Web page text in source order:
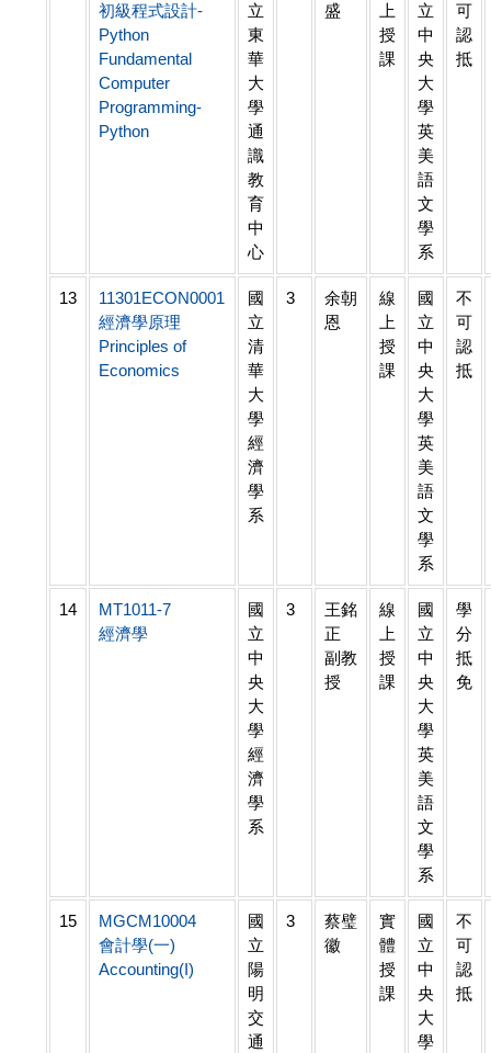
初級程式設計-
Python
Fundamental
Computer
Programming-
Python
立
東
華
大
學
通
識
教
育
中
心
盛
上
授
課
立
中
央
大
學
英
美
語
文
學
系
可
認
抵
13
11301ECON0001
經濟學原理
Principles of
Economics
國
立
清
華
大
學
經
濟
學
系
3
余朝
恩
線
上
授
課
國
立
中
央
大
學
英
美
語
文
學
系
不
可
認
抵
14
MT1011-7
經濟學
國
立
中
央
大
學
經
濟
學
系
3
王銘
正
副教
授
線
上
授
課
國
立
中
央
大
學
英
美
語
文
學
系
學
分
抵
免
15
MGCM10004
會計學(一)
Accounting(I)
國
立
陽
明
交
通
3
蔡璧
徽
實
體
授
課
國
立
中
央
大
學
不
可
認
抵